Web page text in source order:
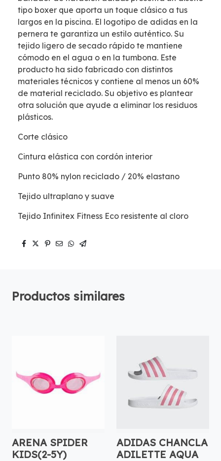
tipo boxer que aporta un toque clásico a tus
largos en la piscina. El logotipo de adidas en la
pernera te garantiza un estilo auténtico. Su
tejido ligero de secado rápido te mantiene
cómodo en el agua o en la tumbona. Este
producto ha sido fabricado con distintos
materiales técnicos y contiene al menos un 60%
de material reciclado. Su objetivo es plantear
otra solución que ayude a eliminar los residuos
plásticos.
Corte clásico
Cintura elástica con cordón interior
Punto 80% nylon reciclado / 20% elastano
Tejido ultraplano y suave
Tejido Infinitex Fitness Eco resistente al cloro
Productos similares
ARENA SPIDER
KIDS(2-5Y)
ADIDAS CHANCLA
ADILETTE AQUA